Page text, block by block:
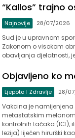
“Kallos” trajno
Najnovije 28/07/2026
Sud je u upravnom
Zakonom o visokom
obavljanja djelatnosti,
Objavljeno ko
Ljepota I Zdravlje 28/
Vakcina je
metastatskim
kontrolnih tačaka (ICI),
lezija) liječen hirurški